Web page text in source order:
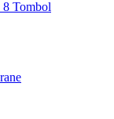
8 Tombol